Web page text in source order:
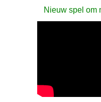
Nieuw spel om